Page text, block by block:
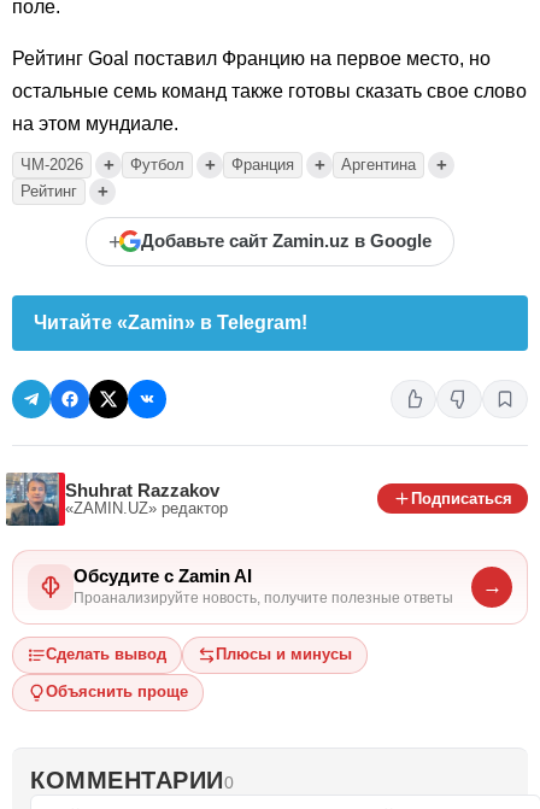
поле.
Рейтинг Goal поставил Францию на первое место, но
остальные семь команд также готовы сказать свое слово
на этом мундиале.
ЧМ-2026 + Футбол + Франция + Аргентина +
Рейтинг +
+ Добавьте сайт Zamin.uz в Google
Читайте «Zamin» в Telegram!
Shuhrat Razzakov
«ZAMIN.UZ» редактор
Подписаться
Обсудите с Zamin AI
Проанализируйте новость, получите полезные ответы
→
Сделать вывод Плюсы и минусы
Объяснить проще
КОММЕНТАРИИ0